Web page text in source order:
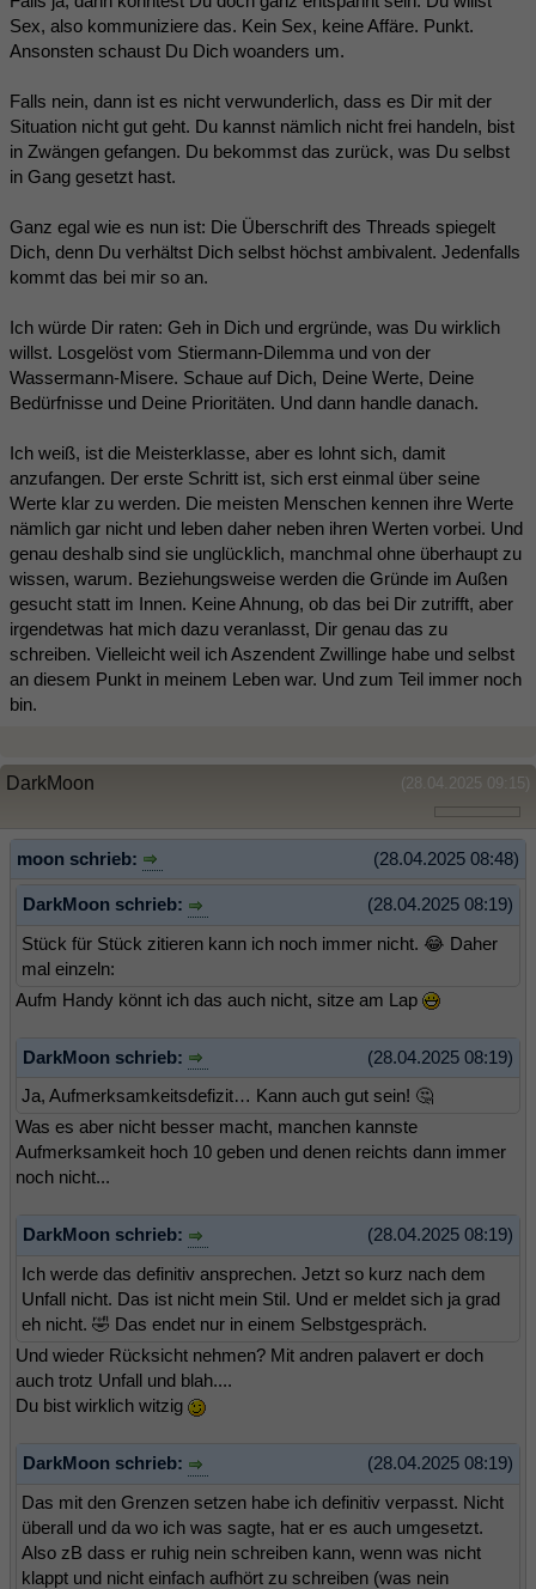
Sex, also kommuniziere das. Kein Sex, keine Affäre. Punkt.
Ansonsten schaust Du Dich woanders um.
Falls nein, dann ist es nicht verwunderlich, dass es Dir mit der
Situation nicht gut geht. Du kannst nämlich nicht frei handeln, bist
in Zwängen gefangen. Du bekommst das zurück, was Du selbst
in Gang gesetzt hast.
Ganz egal wie es nun ist: Die Überschrift des Threads spiegelt
Dich, denn Du verhältst Dich selbst höchst ambivalent. Jedenfalls
kommt das bei mir so an.
Ich würde Dir raten: Geh in Dich und ergründe, was Du wirklich
willst. Losgelöst vom Stiermann-Dilemma und von der
Wassermann-Misere. Schaue auf Dich, Deine Werte, Deine
Bedürfnisse und Deine Prioritäten. Und dann handle danach.
Ich weiß, ist die Meisterklasse, aber es lohnt sich, damit
anzufangen. Der erste Schritt ist, sich erst einmal über seine
Werte klar zu werden. Die meisten Menschen kennen ihre Werte
nämlich gar nicht und leben daher neben ihren Werten vorbei. Und
genau deshalb sind sie unglücklich, manchmal ohne überhaupt zu
wissen, warum. Beziehungsweise werden die Gründe im Außen
gesucht statt im Innen. Keine Ahnung, ob das bei Dir zutrifft, aber
irgendetwas hat mich dazu veranlasst, Dir genau das zu
schreiben. Vielleicht weil ich Aszendent Zwillinge habe und selbst
an diesem Punkt in meinem Leben war. Und zum Teil immer noch
bin.
(28.04.2025 09:15)
DarkMoon
(28.04.2025 08:48)
moon schrieb:
(28.04.2025 08:19)
DarkMoon schrieb:
Stück für Stück zitieren kann ich noch immer nicht. 😂 Daher
mal einzeln:
Aufm Handy könnt ich das auch nicht, sitze am Lap
(28.04.2025 08:19)
DarkMoon schrieb:
Ja, Aufmerksamkeitsdefizit… Kann auch gut sein! 🤔
Was es aber nicht besser macht, manchen kannste
Aufmerksamkeit hoch 10 geben und denen reichts dann immer
noch nicht...
(28.04.2025 08:19)
DarkMoon schrieb:
Ich werde das definitiv ansprechen. Jetzt so kurz nach dem
Unfall nicht. Das ist nicht mein Stil. Und er meldet sich ja grad
eh nicht. 🤣 Das endet nur in einem Selbstgespräch.
Und wieder Rücksicht nehmen? Mit andren palavert er doch
auch trotz Unfall und blah....
Du bist wirklich witzig
(28.04.2025 08:19)
DarkMoon schrieb:
Das mit den Grenzen setzen habe ich definitiv verpasst. Nicht
überall und da wo ich was sagte, hat er es auch umgesetzt.
Also zB dass er ruhig nein schreiben kann, wenn was nicht
klappt und nicht einfach aufhört zu schreiben (was nein